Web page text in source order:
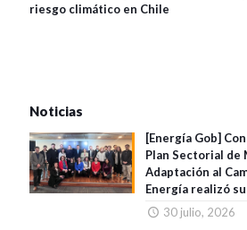
riesgo climático en Chile
Noticias
[Energía Gob]
Plan Sectorial de
Adaptación al
Energía realizó
30 julio, 2026